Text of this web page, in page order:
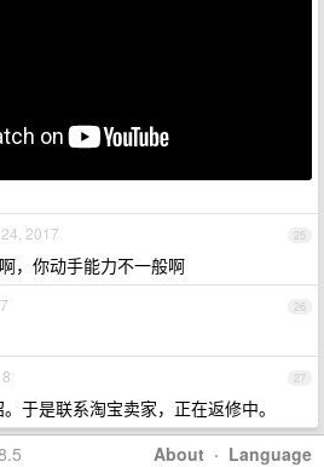
25
2017
，你动手能力不一般啊
26
27
于是联系淘宝卖家，正在返修中。
About · Language